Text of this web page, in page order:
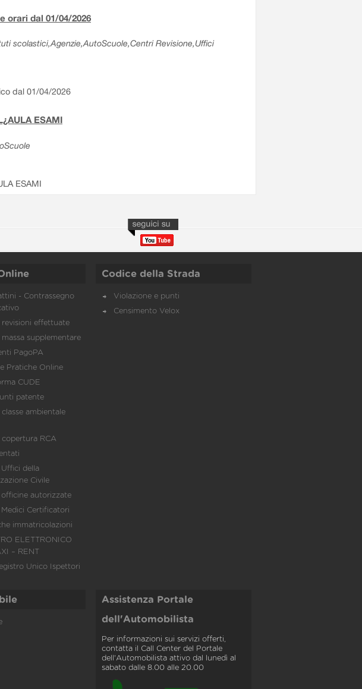
orari dal 01/04/2026
scolastici,Agenzie,AutoScuole,Centri Revisione,Uffici
dal 01/04/2026
ESAMI
ESAMI
- Contrassegno
revisioni effettuate
massa supplementare
PagoPA
Pratiche Online
CUDE
patente
ambientale
copertura RCA
Uffici della
Civile
officine autorizzate
Medici Certificatori
immatricolazioni
ELETTRONICO
– RENT
Unico Ispettori
Codice della Strada
Violazione e punti
Censimento Velox
Assistenza Portale
dell'Automobilista
Per informazioni sui servizi offerti,
contatta il Call Center del Portale
dell'Automobilista attivo dal lunedì al
sabato dalle 8.00 alle 20.00